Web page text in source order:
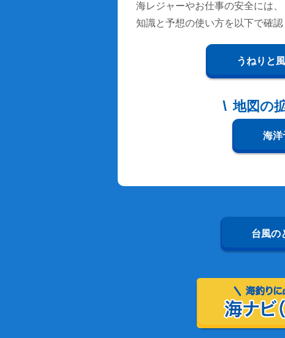
海レジャーやお仕事の安全には
知識と予想の使い方を以下で確認
うねりと
地図の
海洋
台風の